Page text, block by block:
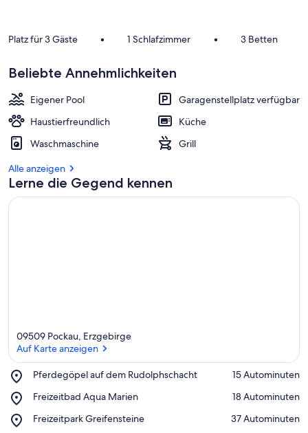
Platz für 3 Gäste • 1 Schlafzimmer • 3 Betten
Beliebte Annehmlichkeiten
Eigener Pool
Garagenstellplatz verfügbar
Haustierfreundlich
Küche
Waschmaschine
Grill
Alle anzeigen
Lerne die Gegend kennen
09509 Pockau, Erzgebirge
Auf Karte anzeigen
Pferdegöpel auf dem Rudolphschacht
Place,
auf
Rudolphschacht
‪15 Autominuten‬
Freizeitbad Aqua Marien
Place,
Aqua
‪18 Autominuten‬
Freizeitpark Greifensteine
Place,
‪37 Autominuten‬